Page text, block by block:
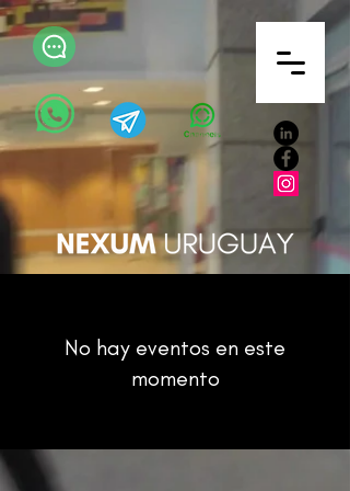
No hay eventos en este
momento